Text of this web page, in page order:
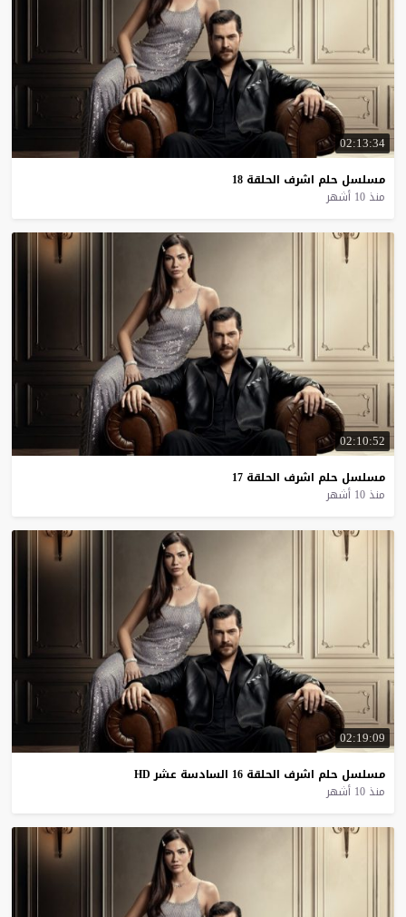
02:13:34
مسلسل حلم اشرف الحلقة 18
منذ 10 أشهر
02:10:52
مسلسل حلم اشرف الحلقة 17
منذ 10 أشهر
02:19:09
مسلسل حلم اشرف الحلقة 16 السادسة عشر HD
منذ 10 أشهر